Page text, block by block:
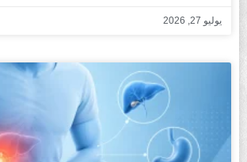
يوليو 27, 2026